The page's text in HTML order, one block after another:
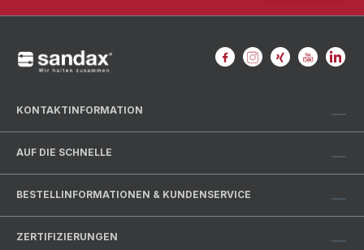
KONTAKTINFORMATION
AUF DIE SCHNELLE
BESTELLINFORMATIONEN & KUNDENSERVICE
ZERTIFIZIERUNGEN